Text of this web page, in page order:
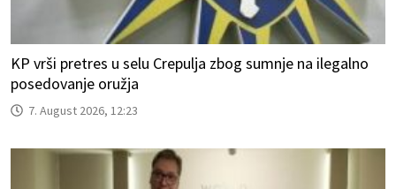
KP vrši pretres u selu Crepulja zbog sumnje na ilegalno
posedovanje oružja
7. August 2026, 12:23